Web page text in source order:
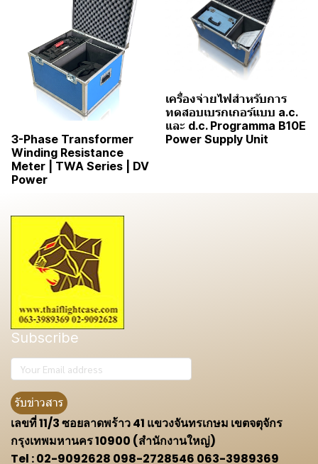
3-Phase Transformer
Winding Resistance
Meter | TWA Series | DV
Power
เครื่องจ่ายไฟสำหรับการ
ทดสอบเบรกเกอร์แบบ a.c.
และ d.c. Programma B10E
Power Supply Unit
Subscribe
รับข่าวสาร
เลขที่ 11/3 ซอยลาดพร้าว 41 แขวงจันทรเกษม เขตจตุจักร
กรุงเทพมหานคร 10900 (สำนักงานใหญ่)
Tel : 02-9092628 098-2728546 063-3989369